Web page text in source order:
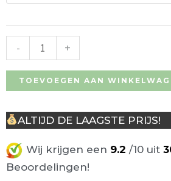
-
aantal
+
TOEVOEGEN AAN
ALTIJD DE LAAGSTE PRIJS!
Wij krijgen een 9.2 /10 uit
Beoordelingen!